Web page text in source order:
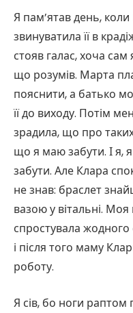
Я пам’ятав день,
звинуватила її в
стояв галас, хоча
що розумів. Марта
пояснити, а батько
її до виходу. Потім
зрадила, що про
що я маю забути. І я,
забути. Але Клара
не знав: браслет
вазою у вітальні.
спростувала
і після того маму
роботу.
Я сів, бо ноги раптом